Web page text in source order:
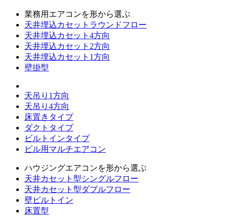
業務用エアコンを形から選ぶ
天井埋込カセットラウンドフロー
天井埋込カセット4方向
天井埋込カセット2方向
天井埋込カセット1方向
壁掛型
天吊り1方向
天吊り4方向
床置きタイプ
ダクトタイプ
ビルトインタイプ
ビル用マルチエアコン
ハウジングエアコンを形から選ぶ
天井カセット型シングルフロー
天井カセット型ダブルフロー
壁ビルトイン
床置型